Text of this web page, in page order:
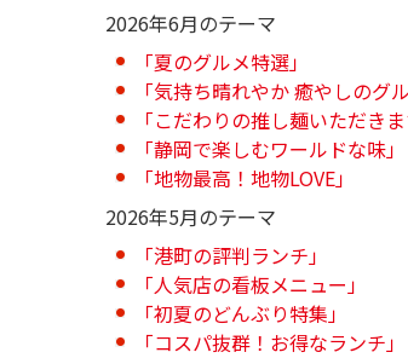
2026年6月のテーマ
「夏のグルメ特選」
「気持ち晴れやか 癒やしのグル
「こだわりの推し麺いただきま
「静岡で楽しむワールドな味」
「地物最高！地物LOVE」
2026年5月のテーマ
「港町の評判ランチ」
「人気店の看板メニュー」
「初夏のどんぶり特集」
「コスパ抜群！お得なランチ」